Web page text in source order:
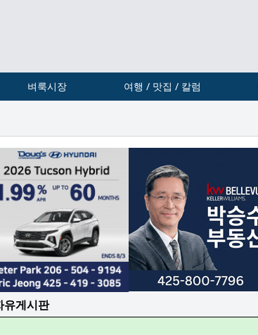
벼룩시장 여행 / 맛집 / 칼럼
유게시판